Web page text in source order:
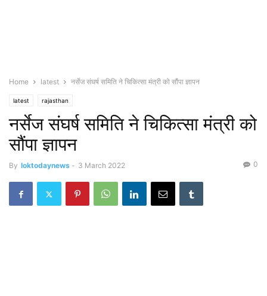
Home latest नर्सेज संघर्ष समिति ने चिकित्सा मंत्री को सौंपा ज्ञापन
latest rajasthan
नर्सेज संघर्ष समिति ने चिकित्सा मंत्री को
सौंपा ज्ञापन
By loktodaynews - 3 March 2022 0